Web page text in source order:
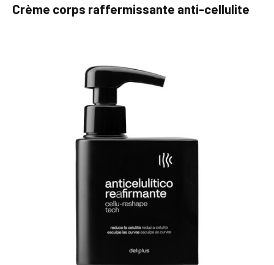
Crème corps raffermissante anti-cellulite